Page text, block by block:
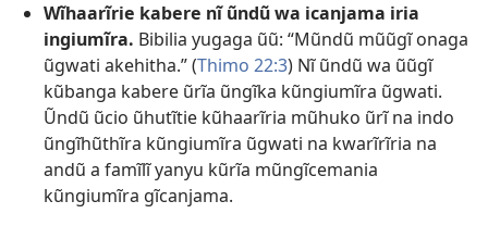
Wĩhaarĩrie kabere nĩ ũndũ wa icanjama iria
ingiumĩra. Bibilia yugaga ũũ: “Mũndũ mũũgĩ onaga
ũgwati akehitha.” (Thimo 22:3) Nĩ ũndũ wa ũũgĩ
kũbanga kabere ũrĩa ũngĩka kũngiumĩra ũgwati.
Ũndũ ũcio ũhutĩtie kũhaarĩria mũhuko ũrĩ na indo
ũngĩhũthĩra kũngiumĩra ũgwati na kwarĩrĩria na
andũ a famĩlĩ yanyu kũrĩa mũngĩcemania
kũngiumĩra gĩcanjama.